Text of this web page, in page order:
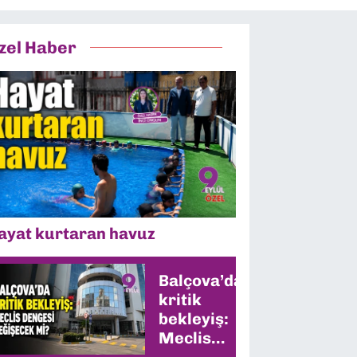
Haber
kurtaran havuz
Balçova’da
kritik
bekleyiş:
Meclis